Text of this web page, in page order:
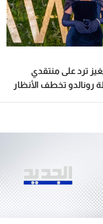
ترد على منتقدي
رونالدو تخطف الأنظار